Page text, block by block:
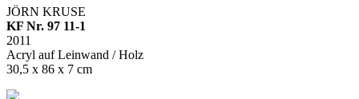
JÖRN KRUSE
KF Nr. 97 11-1
2011
Acryl auf Leinwand / Holz
30,5 x 86 x 7 cm